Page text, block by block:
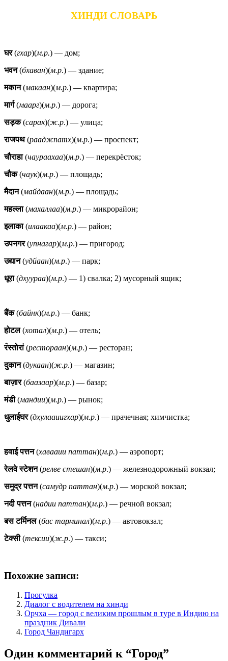
ХИНДИ СЛОВАРЬ
घर(гхар)(м.р.) — дом;
भवन(бхаван)(м.р.) — здание;
मकान(макаан)(м.р.) — квартира;
मार्ग(маарг)(м.р.) — дорога;
सड़क(сарак)(ж.р.) — улица;
राजपथ(рааджпатх)(м.р.) — проспект;
चौराहा(чаураахаа)(м.р.) — перекрёсток;
चौक(чаук)(м.р.) — площадь;
मैदान(майдаан)(м.р.) — площадь;
महल्ला(махаллаа)(м.р.) — микрорайон;
इलाका(илаакаа)(м.р.) — район;
उपनगर(упнагар)(м.р.) — пригород;
उद्यान(удйаан)(м.р.) — парк;
धूरा(дхуураа)(м.р.) — 1) свалка; 2) мусорный ящик;
बैंक(байнк)(м.р.) — банк;
होटल(хотал)(м.р.) — отель;
र॓स्तोरां(рестораан)(м.р.) — ресторан;
दुकान(дукаан)(ж.р.) — магазин;
बाज़ार(баазаар)(м.р.) — базар;
मंडी(мандии)(м.р.) — рынок;
धुलाईघर(дхулааиигхар)(м.р.) — прачечная; химчистка;
हवाई पत्तन(хавааии паттан)(м.р.) — аэропорт;
रेलवे स्टेशन(релве стешан)(м.р.) — железнодорожный вокзал;
समुद्र पत्तन(самудр паттан)(м.р.) — морской вокзал;
नदी पत्तन(надии паттан)(м.р.) — речной вокзал;
बस टर्मिनल(бас тарминал)(м.р.) — автовокзал;
टेक्सी(тексии)(ж.р.) — такси;
Похожие записи:
Прогулка
Диалог с водителем на хинди
Орчха — город с великим прошлым в туре в Индию на
праздник Дивали
Город Чандигарх
Один комментарий к “Город”